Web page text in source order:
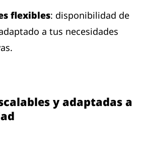
flexibles: disponibilidad de
a tus necesidades
y adaptadas a